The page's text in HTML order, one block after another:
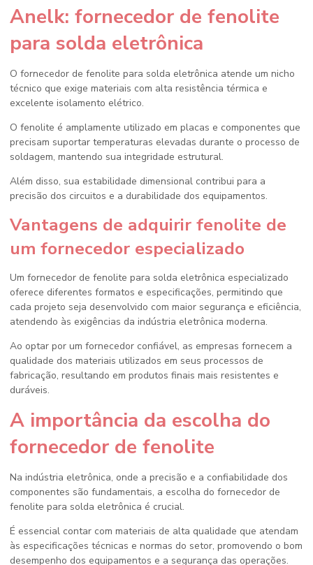
Anelk: fornecedor de fenolite
para solda eletrônica
O fornecedor de fenolite para solda eletrônica atende um nicho
técnico que exige materiais com alta resistência térmica e
excelente isolamento elétrico.
O fenolite é amplamente utilizado em placas e componentes que
precisam suportar temperaturas elevadas durante o processo de
soldagem, mantendo sua integridade estrutural.
Além disso, sua estabilidade dimensional contribui para a
precisão dos circuitos e a durabilidade dos equipamentos.
Vantagens de adquirir fenolite de
um fornecedor especializado
Um fornecedor de fenolite para solda eletrônica especializado
oferece diferentes formatos e especificações, permitindo que
cada projeto seja desenvolvido com maior segurança e eficiência,
atendendo às exigências da indústria eletrônica moderna.
Ao optar por um fornecedor confiável, as empresas fornecem a
qualidade dos materiais utilizados em seus processos de
fabricação, resultando em produtos finais mais resistentes e
duráveis.
A importância da escolha do
fornecedor de fenolite
Na indústria eletrônica, onde a precisão e a confiabilidade dos
componentes são fundamentais, a escolha do fornecedor de
fenolite para solda eletrônica é crucial.
É essencial contar com materiais de alta qualidade que atendam
às especificações técnicas e normas do setor, promovendo o bom
desempenho dos equipamentos e a segurança das operações.